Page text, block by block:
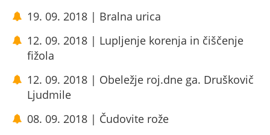
19. 09. 2018 | Bralna urica
12. 09. 2018 | Lupljenje korenja in čiščenje
fižola
12. 09. 2018 | Obeležje roj.dne ga. Druškovič
Ljudmile
08. 09. 2018 | Čudovite rože